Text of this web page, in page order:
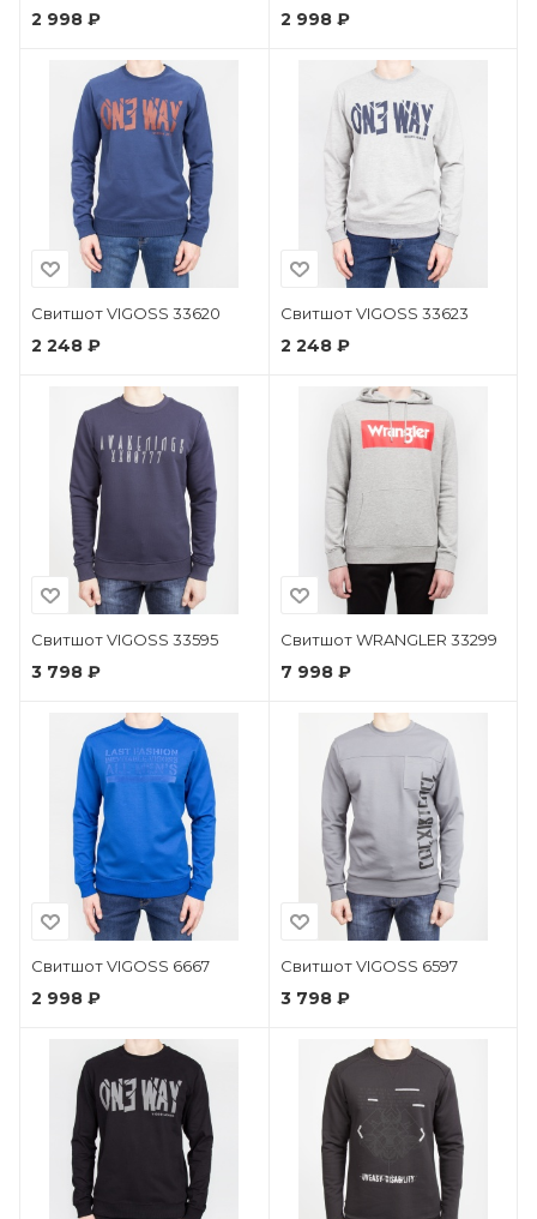
2 998 ₽ 2 998 ₽
Свитшот VIGOSS 33620
2 248 ₽
Свитшот VIGOSS 33623
2 248 ₽
Свитшот VIGOSS 33595
3 798 ₽
Свитшот WRANGLER 33299
7 998 ₽
Свитшот VIGOSS 6667
2 998 ₽
Свитшот VIGOSS 6597
3 798 ₽